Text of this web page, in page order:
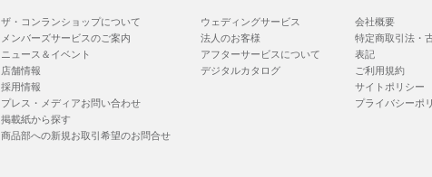
ザ・コンランショップについて
メンバーズサービスのご案内
ニュース＆イベント
店舗情報
採用情報
プレス・メディアお問い合わせ
掲載紙から探す
商品部への新規お取引希望のお問合せ
ウェディングサービス
法人のお客様
アフターサービスについて
デジタルカタログ
会社概要
特定商取引法・
表記
ご利用規約
サイトポリシー
プライバシーポ